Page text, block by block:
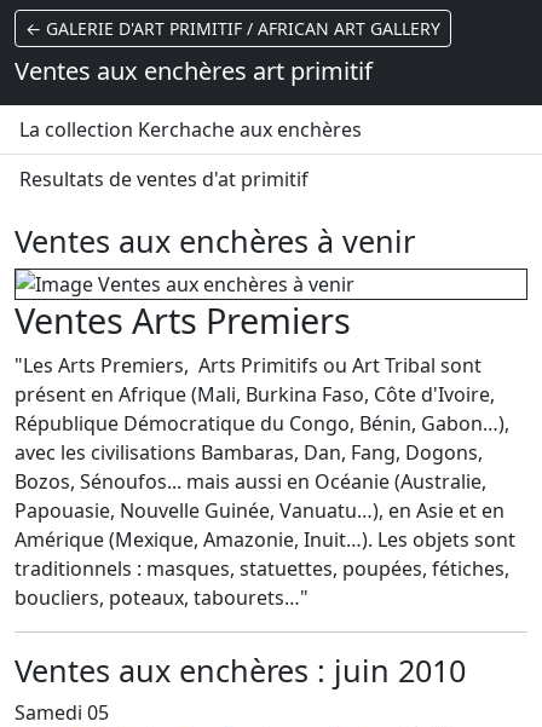
← GALERIE D'ART PRIMITIF / AFRICAN ART GALLERY
Ventes aux enchères art primitif
La collection Kerchache aux enchères
Resultats de ventes d'at primitif
Ventes aux enchères à venir
Ventes Arts Premiers
"Les Arts Premiers, Arts Primitifs ou Art Tribal sont
présent en Afrique (Mali, Burkina Faso, Côte d'Ivoire,
République Démocratique du Congo, Bénin, Gabon…),
avec les civilisations Bambaras, Dan, Fang, Dogons,
Bozos, Sénoufos... mais aussi en Océanie (Australie,
Papouasie, Nouvelle Guinée, Vanuatu…), en Asie et en
Amérique (Mexique, Amazonie, Inuit…). Les objets sont
traditionnels : masques, statuettes, poupées, fétiches,
boucliers, poteaux, tabourets…"
Ventes aux enchères : juin 2010
Samedi 05